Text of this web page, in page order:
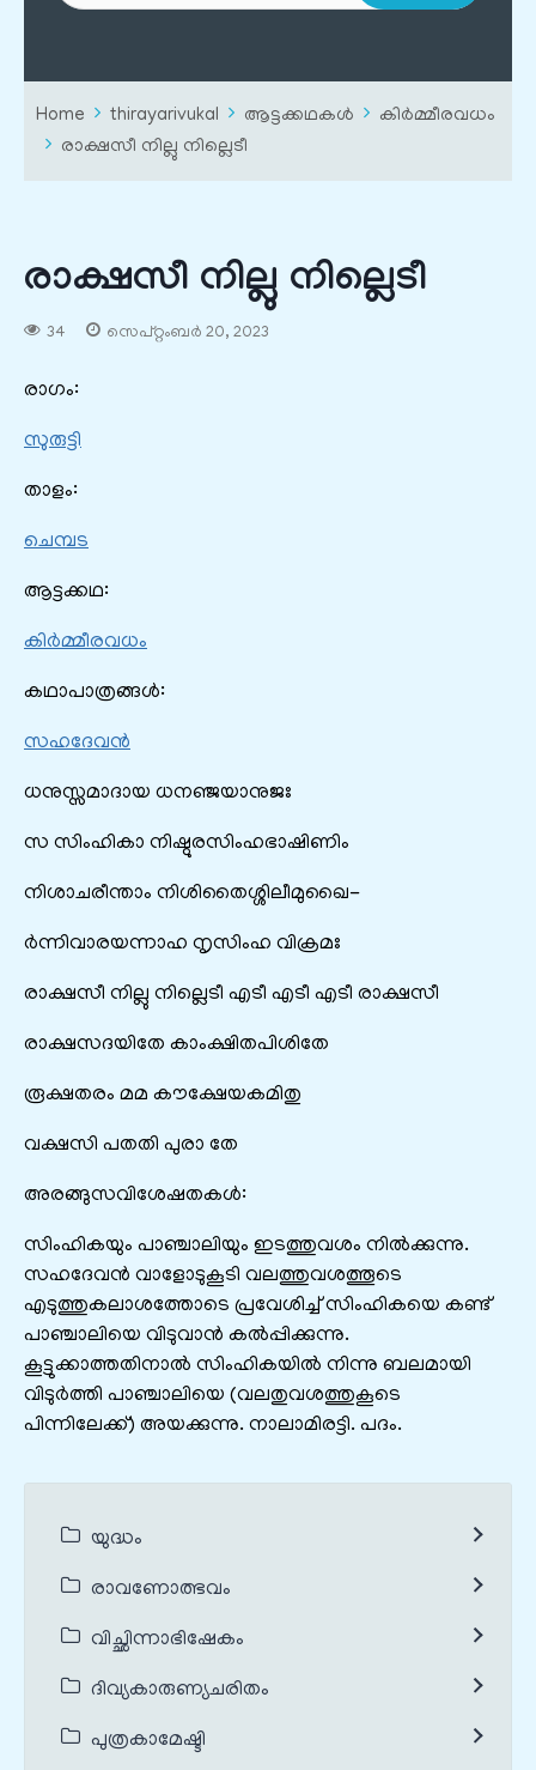
Home thirayarivukal ആട്ടക്കഥകൾ
കിർമ്മീരവധം
രാക്ഷസീ നില്ലു നില്ലെടീ
രാക്ഷസീ നില്ലു നില്ലെടീ
34 സെപ്റ്റംബർ 20, 2023
രാഗം:
സുരുട്ടി
താളം:
ചെമ്പട
ആട്ടക്കഥ:
കിർമ്മീരവധം
കഥാപാത്രങ്ങൾ:
സഹദേവൻ
ധനുസ്സമാദായ ധനഞ്ജയാനുജഃ
സ സിംഹികാ നിഷ്ഠുരസിംഹഭാഷിണിം
നിശാചരീന്താം നിശിതൈശ്ശിലീമുഖൈ-
ർന്നിവാരയന്നാഹ നൃസിംഹ വിക്രമഃ
രാക്ഷസീ നില്ലു നില്ലെടീ എടീ എടീ എടീ രാക്ഷസീ
രാക്ഷസദയിതേ കാംക്ഷിതപിശിതേ
രൂക്ഷതരം മമ കൗക്ഷേയകമിതു
വക്ഷസി പതതി പുരാ തേ
അരങ്ങുസവിശേഷതകൾ:
സിംഹികയും പാഞ്ചാലിയും ഇടത്തുവശം നിൽക്കുന്നു.
സഹദേവൻ വാളോടുകൂടി വലത്തുവശത്തൂടെ
എടുത്തുകലാശത്തോടെ പ്രവേശിച്ച് സിംഹികയെ കണ്ട്
പാഞ്ചാലിയെ വിടുവാൻ കൽ‌പ്പിക്കുന്നു.
കൂട്ടുക്കാത്തതിനാൽ സിംഹികയിൽ നിന്നു ബലമായി
വിടുർത്തി പാഞ്ചാലിയെ (വലതുവശത്തുകൂടെ
പിന്നിലേക്ക്) അയക്കുന്നു. നാലാമിരട്ടി. പദം.
യുദ്ധം
രാവണോത്ഭവം
വിച്ഛിന്നാഭിഷേകം
ദിവ്യകാരുണ്യചരിതം
പുത്രകാമേഷ്ടി